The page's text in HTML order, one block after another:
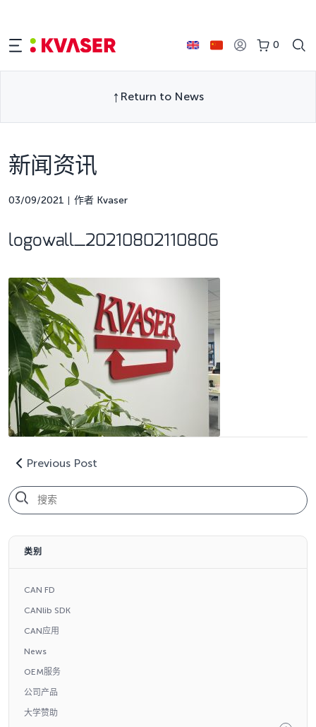
0
Return to News
新闻资讯
03/09/2021 作者 Kvaser
logowall_20210802110806
Previous Post
类别
CAN FD
CANlib SDK
CAN应用
News
OEM服务
公司产品
大学赞助